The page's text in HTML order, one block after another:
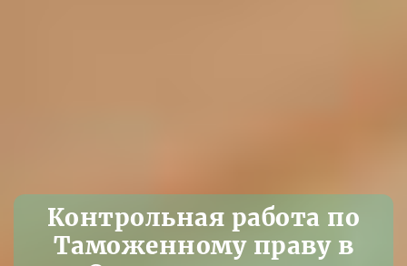
Контрольная работа по
Таможенному праву в